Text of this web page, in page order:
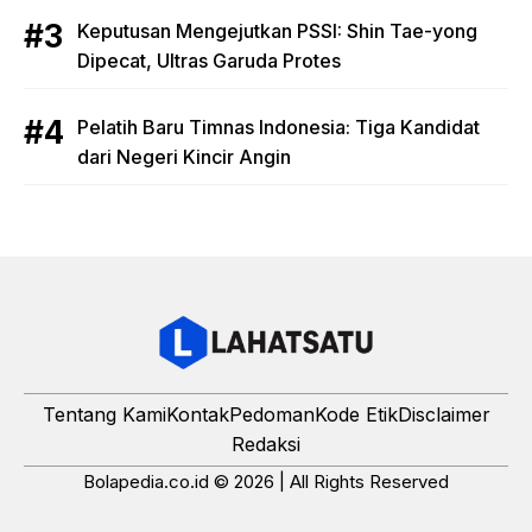
Keputusan Mengejutkan PSSI: Shin Tae-yong
Dipecat, Ultras Garuda Protes
Pelatih Baru Timnas Indonesia: Tiga Kandidat
dari Negeri Kincir Angin
Tentang KamiKontakPedomanKode EtikDisclaimer
Redaksi
Bolapedia.co.id © 2026 | All Rights Reserved